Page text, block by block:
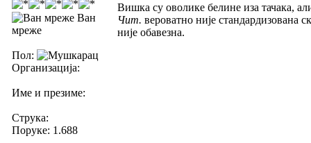
Ван
мреже
Пол:
Организација:
Име и презиме:
Струка:
Поруке: 1.688
Вишка су оволике белине иза тачака,
Чит. вероватно није стандардизована
није обавезна.